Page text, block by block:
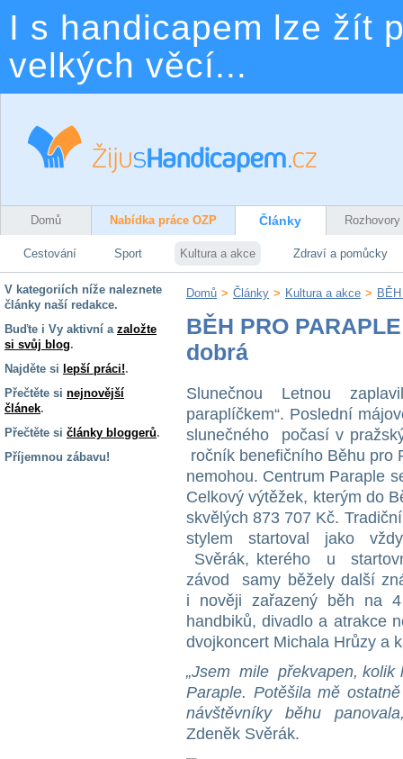
I s handicapem lze žít
velkých věcí...
Domů Nabídka práce OZP Články Rozhovory
Cestování Sport Kultura a akce Zdraví a pomůcky
V kategoriích níže naleznete
články naší redakce.
Buďte i Vy aktivní a založte
si svůj blog.
Najděte si lepší práci!.
Přečtěte si nejnovější
článek.
Přečtěte si články bloggerů.
Příjemnou zábavu!
Domů > Články > Kultura a akce >
BĚH PRO
dobrá
Slunečnou Letnou
paraplíčkem“. Poslední
slunečného počasí v
ročník benefičního Běhu pro
nemohou. Centrum Paraple
Celkový výtěžek, kterým do
skvělých 873 707 Kč.
stylem startoval jako
Svěrák, kterého u
závod samy běžely další
i nověji zařazený běh na
handbiků, divadlo a atrakce
dvojkoncert Michala Hrůzy a
„Jsem mile překvapen, kolik
Paraple. Potěšila mě
návštěvníky běhu
Zdeněk Svěrák.